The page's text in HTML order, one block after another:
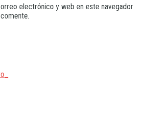
electrónico y web en este navegador